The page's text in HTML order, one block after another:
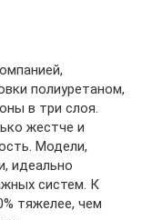
полиуретаном,
в три слоя.
жестче и
Модели,
идеально
систем. К
тяжелее, чем